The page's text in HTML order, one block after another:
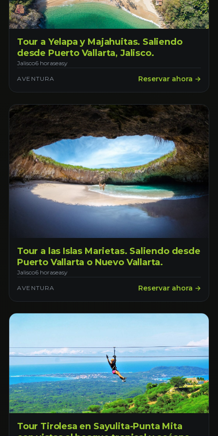
Tour a Yelapa y Majahuitas. Saliendo
desde Puerto Vallarta, Jalisco.
Jalisco6 horaseasy
AVENTURA Reservar ahora →
Tour a las Islas Marietas. Saliendo desde
Puerto Vallarta o Nuevo Vallarta.
Jalisco6 horaseasy
AVENTURA Reservar ahora →
Tour Tirolesa en Sayulita-Punta Mita